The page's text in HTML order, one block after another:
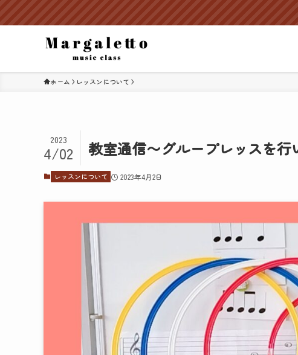
ホーム レッスンについて
教室通信〜グループレッスを
2023
4/02
レッスンについて 2023年4月2日